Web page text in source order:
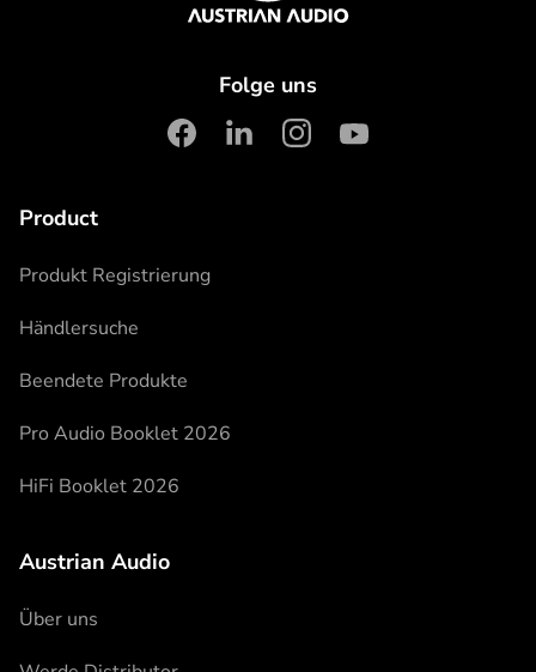
Folge uns
facebook
linkedininstagram
youtube
Product
Produkt Registrierung
Händlersuche
Beendete Produkte
Pro Audio Booklet 2026
HiFi Booklet 2026
Austrian Audio
Über uns